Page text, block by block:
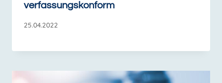
verfassungskonform
25.04.2022